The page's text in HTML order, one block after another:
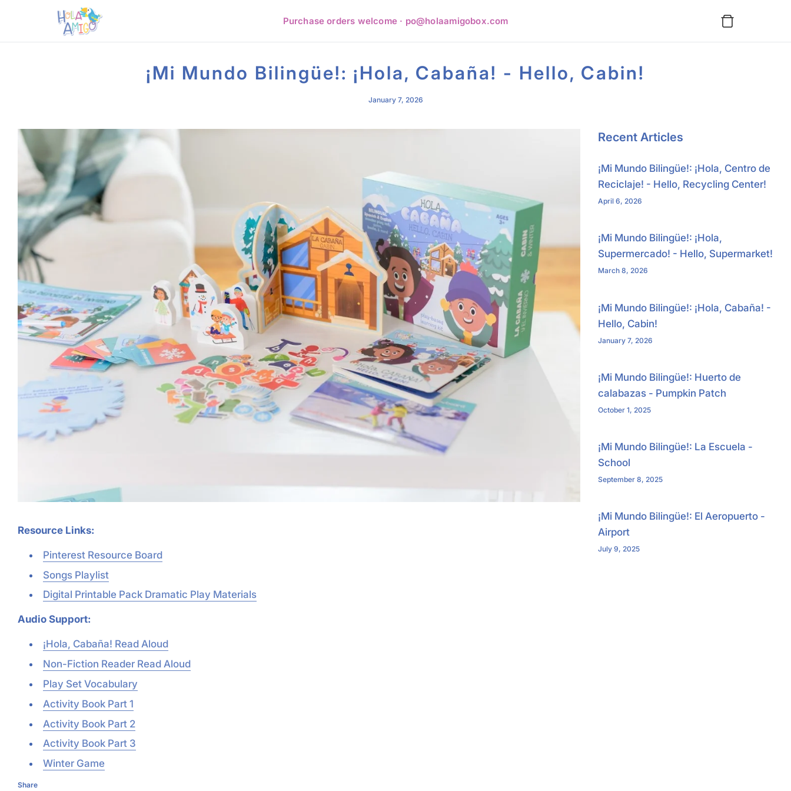
Purchase orders welcome · po@holaamigobox.com
¡Mi Mundo Bilingüe!: ¡Hola, Cabaña! - Hello, Cabin!
January 7, 2026
Resource Links:
Pinterest Resource Board
Songs Playlist
Digital Printable Pack Dramatic Play Materials
Audio Support:
¡Hola, Cabaña! Read Aloud
Non-Fiction Reader Read Aloud
Play Set Vocabulary
Activity Book Part 1
Activity Book Part 2
Activity Book Part 3
Winter Game
Share
Recent Articles
¡Mi Mundo Bilingüe!: ¡Hola, Centro de
Reciclaje! - Hello, Recycling Center!
April 6, 2026
¡Mi Mundo Bilingüe!: ¡Hola,
Supermercado! - Hello, Supermarket!
March 8, 2026
¡Mi Mundo Bilingüe!: ¡Hola, Cabaña! -
Hello, Cabin!
January 7, 2026
¡Mi Mundo Bilingüe!: Huerto de
calabazas - Pumpkin Patch
October 1, 2025
¡Mi Mundo Bilingüe!: La Escuela -
School
September 8, 2025
¡Mi Mundo Bilingüe!: El Aeropuerto -
Airport
July 9, 2025